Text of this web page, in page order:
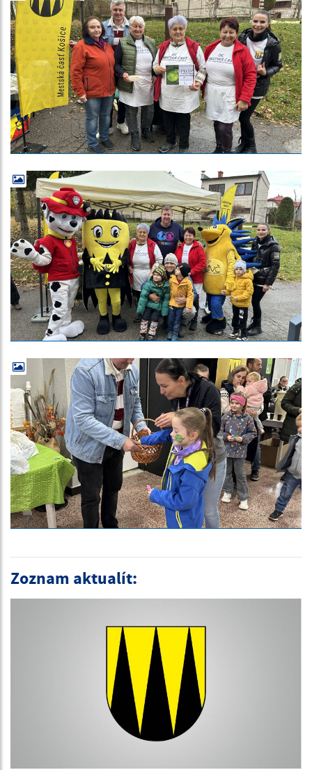
Zoznam aktualít: